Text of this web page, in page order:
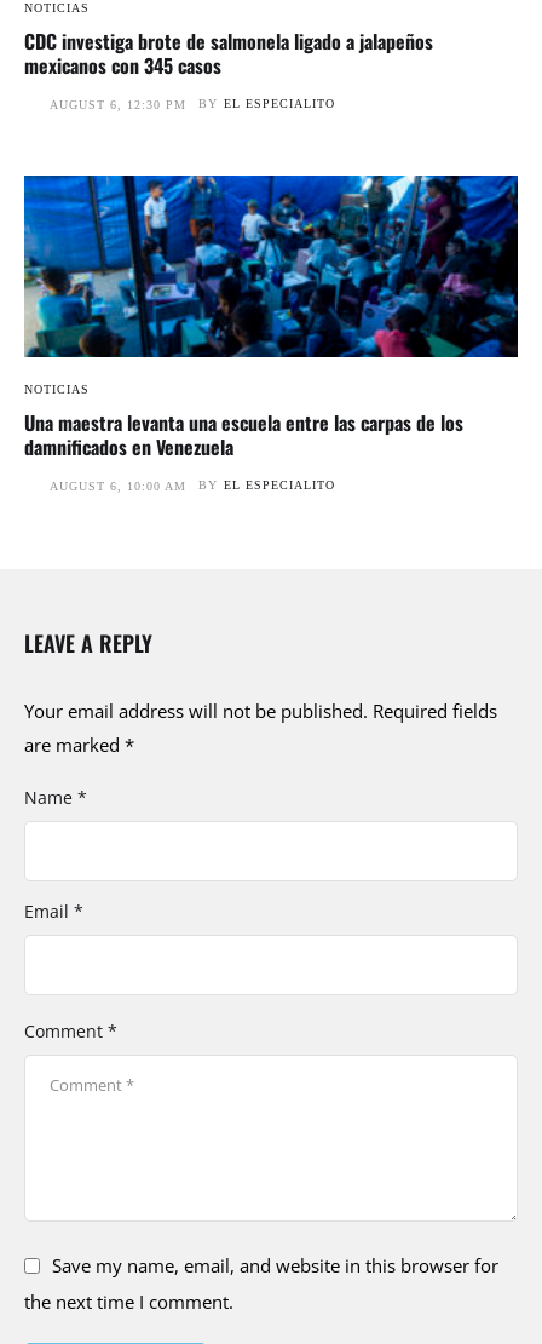
NOTICIAS
CDC investiga brote de salmonela ligado a jalapeños
mexicanos con 345 casos
AUGUST 6, 12:30 PM BY EL ESPECIALITO
NOTICIAS
Una maestra levanta una escuela entre las carpas de los
damnificados en Venezuela
AUGUST 6, 10:00 AM BY EL ESPECIALITO
LEAVE A REPLY
Your email address will not be published. Required fields
are marked *
Comment *
Name *
Email *
Save my name, email, and website in this browser for
the next time I comment.